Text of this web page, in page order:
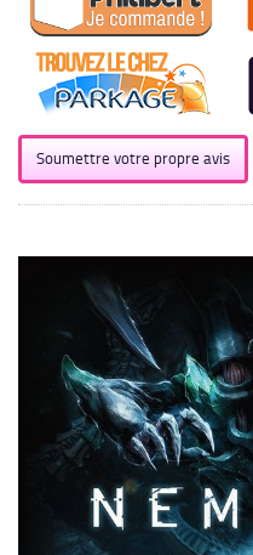
Soumettre votre propre avis